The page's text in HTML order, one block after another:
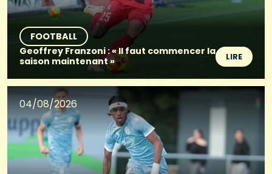
FOOTBALL
Geoffrey Franzoni : « Il faut commencer la
saison maintenant »
LIRE
04/08/2026